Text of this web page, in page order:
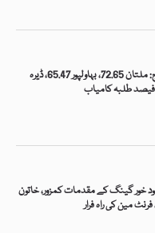
میٹرک نتائج: ملتان 72.65، بہاولپور 65.47، ڈیرہ
خور گینگ کے مقدمات کمزور، خاتون
فرنٹ مین کی راہ فرار